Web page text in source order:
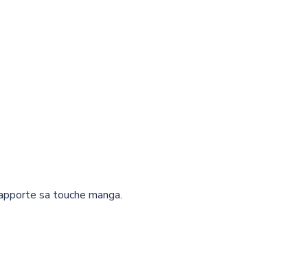
sa touche manga.